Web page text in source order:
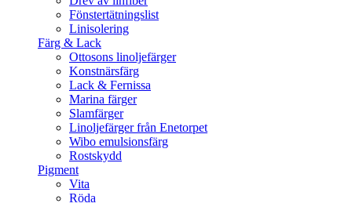
Fönstertätningslist
Linisolering
Färg & Lack
Ottosons linoljefärger
Konstnärsfärg
Lack & Fernissa
Marina färger
Slamfärger
Linoljefärger från Enetorpet
Wibo emulsionsfärg
Rostskydd
Pigment
Vita
Röda